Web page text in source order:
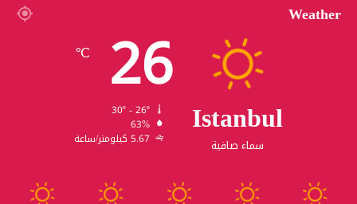
Weather
Istanbul
سماء صافية
26
℃
63%
5.67 كيلومتر/ساعة